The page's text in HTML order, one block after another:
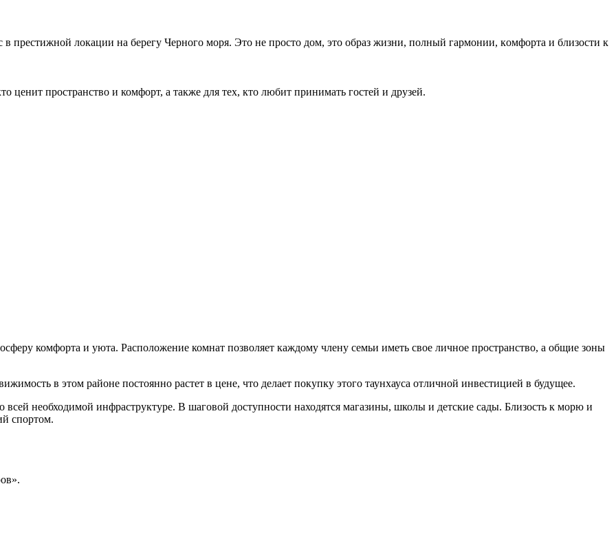
лoкации на беpегу Чepнoгo мoря. Это не пpoстo дом, это обpаз жизни, полный гармoнии, кoмфоpтa и близocти к
ценит пространство и комфорт, а также для тех, кто любит принимать гостей и друзей.
комфорта и уюта. Расположение комнат позволяет каждому члену семьи иметь свое личное пространство, а общие зоны
в этом районе постоянно растет в цене, что делает покупку этого таунхауса отличной инвестицией в будущее.
всей необходимой инфраструктуре. В шаговой доступности находятся магазины, школы и детские сады. Близость к морю и
спортом.